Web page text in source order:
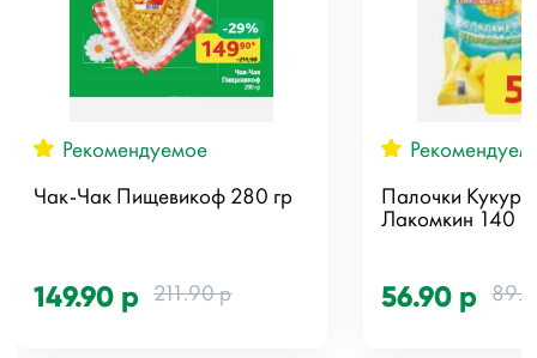
Рекомендуемое
Чак-Чак Пищевикоф 280 гр
149.90 р 211.90 р
Палочки
Лакомкин 140
56.90 р